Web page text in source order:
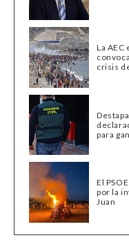
La
crisis
para
El
por la
Juan